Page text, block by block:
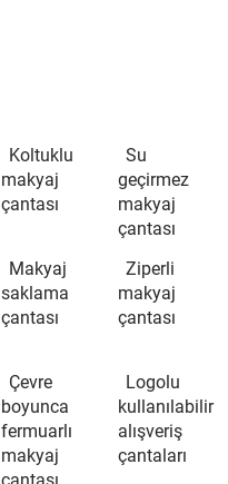
Koltuklu
makyaj
çantası
Su
geçirmez
makyaj
çantası
Makyaj
saklama
çantası
Ziperli
makyaj
çantası
Çevre
boyunca
fermuarlı
makyaj
Logolu
kullanılabilir
alışveriş
çantaları